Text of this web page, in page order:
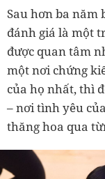
Sau hơn ba năm
đánh giá là một
được quan tâm
một nơi chứng
của họ nhất, thì
– nơi tình yêu
thăng hoa qua